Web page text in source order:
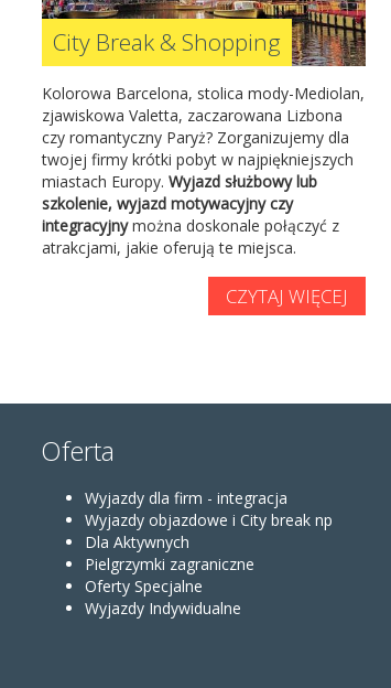
City Break & Shopping
Kolorowa Barcelona, stolica mody-Mediolan,
zjawiskowa Valetta, zaczarowana Lizbona
czy romantyczny Paryż? Zorganizujemy dla
twojej firmy krótki pobyt w najpiękniejszych
miastach Europy. Wyjazd służbowy lub
szkolenie, wyjazd motywacyjny czy
integracyjnymożna doskonale połączyć z
atrakcjami, jakie oferują te miejsca.
CZYTAJ WIĘCEJ
Oferta
Wyjazdy dla firm - integracja
Wyjazdy objazdowe i City break np
Dla Aktywnych
Pielgrzymki zagraniczne
Oferty Specjalne
Wyjazdy Indywidualne